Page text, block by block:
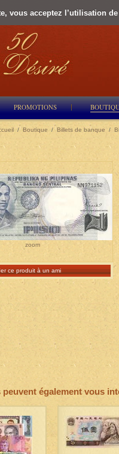
vous acceptez l’utilisation
PROMOTIONS
/ Boutique / Billets de banque /
zoom
ce produit à un ami
peuvent également vous